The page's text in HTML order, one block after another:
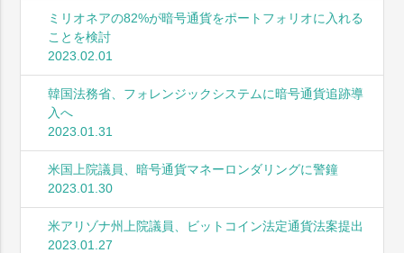
ミリオネアの82%が暗号通貨をポートフォリオに入れる
ことを検討
2023.02.01
韓国法務省、フォレンジックシステムに暗号通貨追跡導
入へ
2023.01.31
米国上院議員、暗号通貨マネーロンダリングに警鐘
2023.01.30
米アリゾナ州上院議員、ビットコイン法定通貨法案提出
2023.01.27